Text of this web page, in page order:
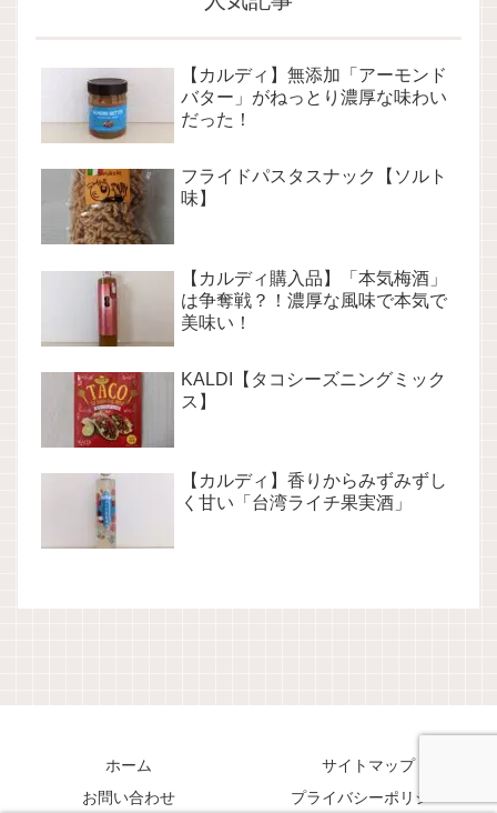
【カルディ】無添加「アーモンド
バター」がねっとり濃厚な味わい
だった！
フライドパスタスナック【ソルト
味】
【カルディ購入品】「本気梅酒」
は争奪戦？！濃厚な風味で本気で
美味い！
KALDI【タコシーズニングミック
ス】
【カルディ】香りからみずみずし
く甘い「台湾ライチ果実酒」
ホーム
サイトマップ
お問い合わせ
プライバシーポリシー